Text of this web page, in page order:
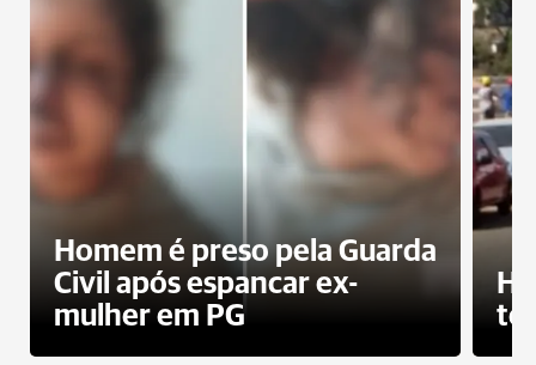
Homem é preso pela Guarda
Civil após espancar ex-
mulher em PG